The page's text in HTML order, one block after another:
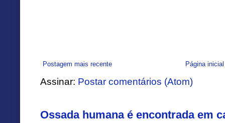
Postagem mais recente Página inicial
Assinar: Postar comentários (Atom)
Ossada humana é encontrada em